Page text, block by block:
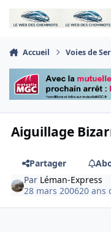
Aller au contenu
Accueil Voies de
Aiguillage
Partager
Par Léman-Express
28 mars 200620 ans